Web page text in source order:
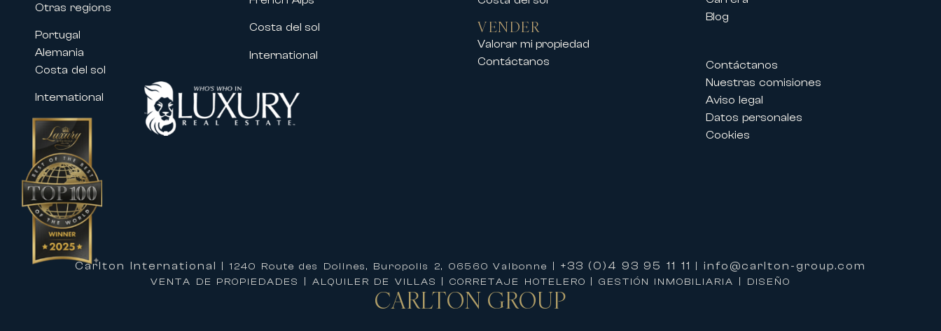
• Festival de Cannes
• Cannes Lions
• MIPCOM
• Cannes Yachting Festival
• Numerosos congresos y eventos profesionales en el Palais des Festivals
Nuestras propiedades ubicadas cerca del centro de la ciudad, La Croisette y el Palais des Festivals permiten a
profesionales y empresas beneficiarse de alojamientos de alto nivel perfectamente adaptados a sus
necesidades.
Acompañamiento a medida para su estancia
Alquilar una propiedad con Carlton International significa beneficiarse de un servicio personalizado y de un
acompañamiento de alto nivel para ofrecerle una experiencia única.
Nuestros equipos le acompañan en la organización de su estancia y también pueden ofrecer servicios
exclusivos:
• Organización de estancias a medida
Otras regions
Portugal
Alemania
Costa del sol
International
Costa del sol
International
VENDER
Valorar mi propiedad
Contáctanos
Blog
Contáctanos
Nuestras comisiones
Aviso legal
Datos personales
Cookies
Carlton International | 1240 Route des Dolines, Buropolis 2, 06560 Valbonne | +33 (0)4 93 95 11 11 info@carlton-group.com
VENTA DE PROPIEDADES | ALQUILER DE VILLAS | CORRETAJE HOTELERO | GESTIÓN INMOBILIARIA | DISEÑO
CARLTON GROUP